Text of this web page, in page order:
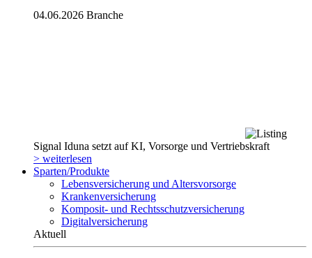
04.06.2026 Branche
Signal Iduna setzt auf KI, Vorsorge und Vertriebskraft
> weiterlesen
Sparten/Produkte
Lebensversicherung und Altersvorsorge
Krankenversicherung
Komposit- und Rechtsschutzversicherung
Digitalversicherung
Aktuell